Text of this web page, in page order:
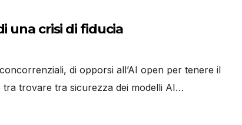
una crisi di fiducia
di opporsi all’AI open per tenere il
tra trovare tra sicurezza dei modelli AI…